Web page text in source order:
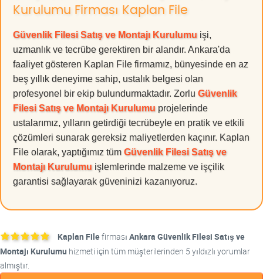
Kurulumu Firması Kaplan File
Güvenlik Filesi Satış ve Montajı Kurulumu işi,
uzmanlık ve tecrübe gerektiren bir alandır. Ankara'da
faaliyet gösteren Kaplan File firmamız, bünyesinde en az
beş yıllık deneyime sahip, ustalık belgesi olan
profesyonel bir ekip bulundurmaktadır. Zorlu Güvenlik
Filesi Satış ve Montajı Kurulumu projelerinde
ustalarımız, yılların getirdiği tecrübeyle en pratik ve etkili
çözümleri sunarak gereksiz maliyetlerden kaçınır. Kaplan
File olarak, yaptığımız tüm Güvenlik Filesi Satış ve
Montajı Kurulumu işlemlerinde malzeme ve işçilik
garantisi sağlayarak güveninizi kazanıyoruz.
Kaplan Filefirması Ankara Güvenlik Filesi Satış ve
Montajı Kurulumu hizmeti için tüm müşterilerinden 5 yıldızlı yorumlar
almıştır.